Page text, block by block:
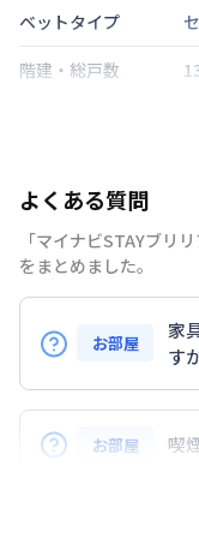
ベットタイプ
階建・総戸数
禁煙・喫煙
交通
定員
駐車場
次回更新日
情報更新日
よくある質問
「マイナビSTAYブリ
をまとめました。
お部屋
家
す
お持ち込みいただ
ただし、標準設備
以外の扱いについ
また、お持ち込
お部屋 喫